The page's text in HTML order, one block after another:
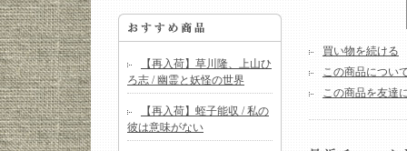
【再入荷】草川隆、上山ひ
ろ志 / 幽霊と妖怪の世界
【再入荷】蛭子能収 / 私の
彼は意味がない
買い物を続ける
この商品につい
この商品を友達